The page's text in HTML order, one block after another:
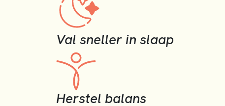
Val sneller in slaap
Herstel balans